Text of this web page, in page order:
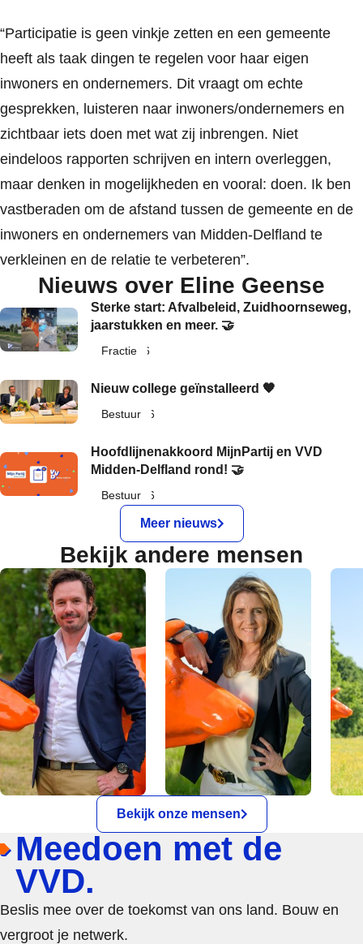
“Participatie is geen vinkje zetten en een gemeente
heeft als taak dingen te regelen voor haar eigen
inwoners en ondernemers. Dit vraagt om echte
gesprekken, luisteren naar inwoners/ondernemers en
zichtbaar iets doen met wat zij inbrengen. Niet
eindeloos rapporten schrijven en intern overleggen,
maar denken in mogelijkheden en vooral: doen. Ik ben
vastberaden om de afstand tussen de gemeente en de
inwoners en ondernemers van Midden-Delfland te
verkleinen en de relatie te verbeteren”.
Nieuws over Eline Geense
Sterke start: Afvalbeleid, Zuidhoornseweg,
jaarstukken en meer. 🤝
10 juli 2026
Fractie
Nieuw college geïnstalleerd 🧡
22 mei 2026
Bestuur
Hoofdlijnenakkoord MijnPartij en VVD
Midden-Delfland rond! 🤝
10 mei 2026
Bestuur
Meer nieuws
Bekijk andere mensen
Bekijk onze mensen
Meedoen met de
VVD.
Beslis mee over de toekomst van ons land. Bouw en
vergroot je netwerk.